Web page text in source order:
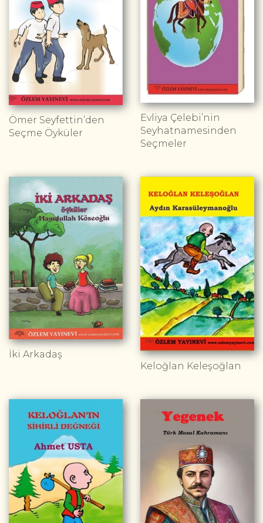
Ömer Seyfettin’den
Seçme Öyküler
Evliya Çelebi’nin
Seyhatnamesinden
Seçmeler
İki Arkadaş
Keloğlan Keleşoğlan